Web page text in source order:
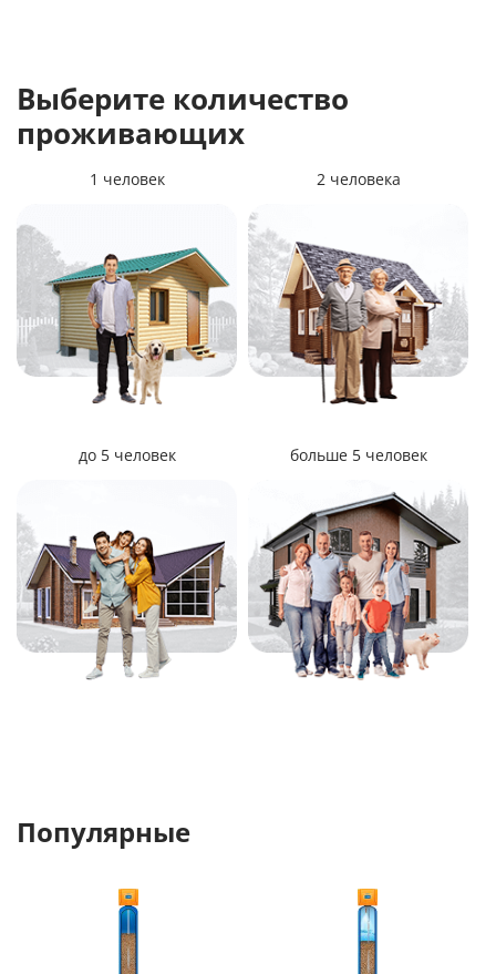
Выберите количество
проживающих
1 человек 2 человека
до 5 человек больше 5 человек
Популярные